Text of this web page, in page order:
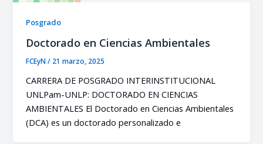
Posgrado
Doctorado en Ciencias Ambientales
FCEyN/ 21 marzo, 2025
CARRERA DE POSGRADO INTERINSTITUCIONAL
UNLPam-UNLP: DOCTORADO EN CIENCIAS
AMBIENTALES El Doctorado en Ciencias Ambientales
(DCA) es un doctorado personalizado e